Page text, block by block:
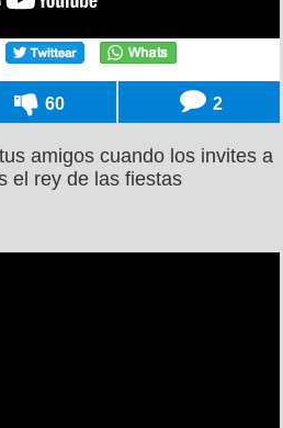
60 2
amigos cuando los invites a
el rey de las fiestas